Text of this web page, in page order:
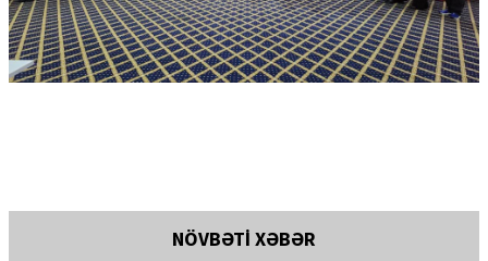
NÖVBƏTİ XƏBƏR